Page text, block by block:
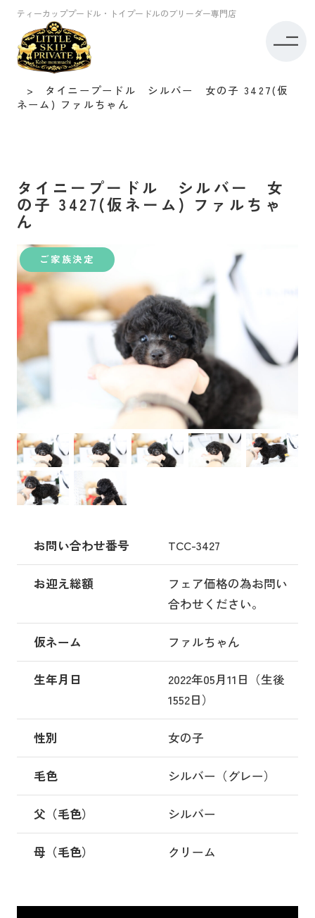
ティーカッププードル・トイプードルのブリーダー専門店
トイプードル専門店リトルスキップ TOP
子犬情報
タイニープードル シルバー 女の子 3427(仮
ネーム) ファルちゃん
タイニープードル シルバー 女
の子 3427(仮ネーム) ファルちゃ
ん
ご家族決定
お問い合わせ番号 TCC-3427
お迎え総額
フェア価格の為お問い
合わせください。
仮ネーム ファルちゃん
生年月日
2022年05月11日（生後
1552日）
性別 女の子
毛色 シルバー（グレー）
父（毛色） シルバー
母（毛色） クリーム